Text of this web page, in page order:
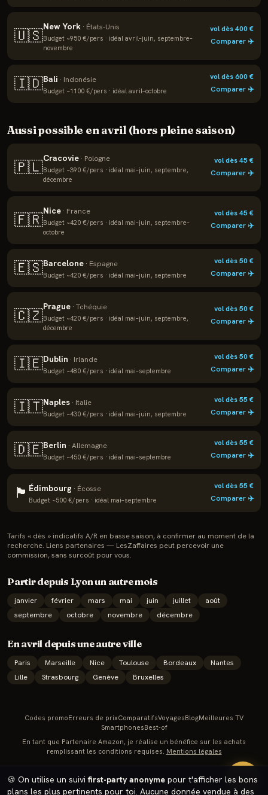
🇺🇸New York · États-Unis
Budget ~950 €/pers · idéal avril–juin, septembre–
novembre
vol dès400€
Comparer ✈️
🇮🇩Bali · Indonésie
Budget ~1100 €/pers · idéal avril–octobre
vol dès600€
Comparer ✈️
Aussi possible enavril(hors pleine saison)
🇵🇱Cracovie · Pologne
Budget ~390 €/pers · idéal mai–juin, septembre,
décembre
vol dès45 €
Comparer ✈️
🇫🇷Nice · France
Budget ~420 €/pers · idéal mai–juin, septembre–
octobre
vol dès45 €
Comparer ✈️
🇪🇸Barcelone · Espagne
Budget ~420 €/pers · idéal mai–juin, septembre
vol dès50€
Comparer ✈️
🇨🇿Prague · Tchéquie
Budget ~420 €/pers · idéal mai–juin, septembre,
décembre
vol dès50€
Comparer ✈️
🇮🇪Dublin · Irlande
Budget ~480 €/pers · idéal mai–septembre
vol dès50€
Comparer ✈️
🇮🇹Naples · Italie
Budget ~430 €/pers · idéal mai–juin, septembre
vol dès55 €
Comparer ✈️
🇩🇪Berlin · Allemagne
Budget ~450 €/pers · idéal mai–septembre
vol dès55 €
Comparer ✈️
🏴 Édimbourg · Écosse
Budget ~500 €/pers · idéal mai–septembre
vol dès55 €
Comparer ✈️
Tarifs « dès » indicatifs A/R en basse saison, à confirmer au moment de la
recherche. Liens partenaires — LesZaffaires peut percevoir une
commission, sans surcoût pour vous.
Partir depuis Lyonun autre mois
janvier février mars mai juin juillet
août
septembre
octobre novembre décembre
Enavril depuis une autre ville
Paris Marseille Nice Toulouse Bordeaux
Nantes
Lille
Strasbourg Genève Bruxelles
🔥
🍪 On utilise un suivifirst-party anonyme pour t'afficher les bons
plans les plus pertinents pour toi. Aucune donnée vendue à des
Codes promoErreurs de prixComparatifsVoyagesBlogMeilleures TV
SmartphonesBest-of
En tant que Partenaire Amazon, je réalise un bénéfice sur les achats
remplissant les conditions requises. Mentions légales